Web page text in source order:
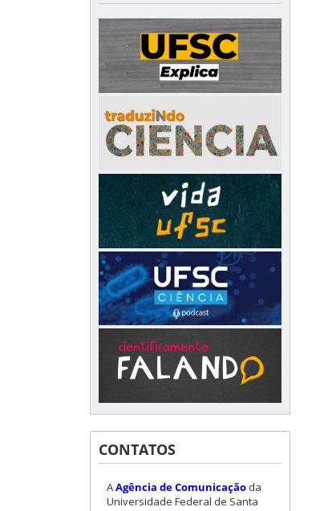
CONTATOS
AAgência de Comunicação da
Universidade Federal de Santa